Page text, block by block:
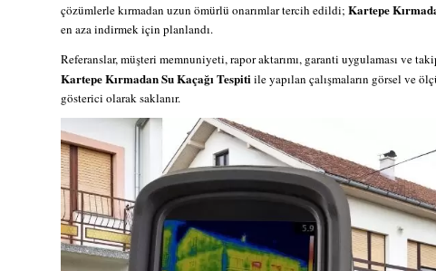
çözümlerle kırmadan uzun ömürlü onarımlar tercih edildi; Kartepe
en aza indirmek için planlandı.
Referanslar, müşteri memnuniyeti, rapor aktarımı, garanti uygulaması ve
Kartepe Kırmadan Su Kaçağı Tespiti ile yapılan çalışmaların görsel ve
gösterici olarak saklanır.